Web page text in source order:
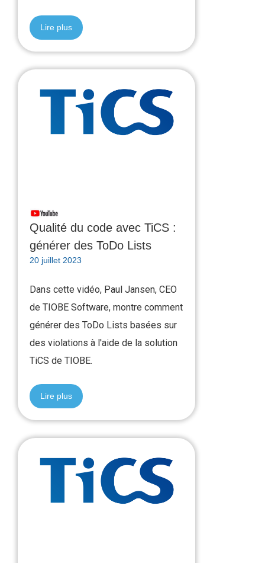
Lire plus
Qualité du code avec TiCS :
générer des ToDo Lists
20 juillet 2023
Dans cette vidéo, Paul Jansen, CEO
de TIOBE Software, montre comment
générer des ToDo Lists basées sur
des violations à l'aide de la solution
TiCS de TIOBE.
Lire plus